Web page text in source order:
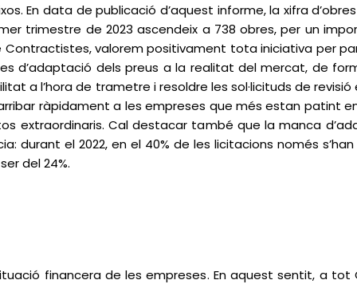
En data de publicació d’aquest informe, la xifra
trimestre de 2023 ascendeix a 738 obres, per un
valorem positivament tota iniciativa per
d’adaptació dels preus a la realitat del mercat, de
a l’hora de trametre i resoldre les sol·licituds de
ràpidament a les empreses que més estan patint
extraordinaris. Cal destacar també que la manca
durant el 2022, en el 40% de les licitacions només
del 24%.
financera de les empreses. En aquest sentit, a tot